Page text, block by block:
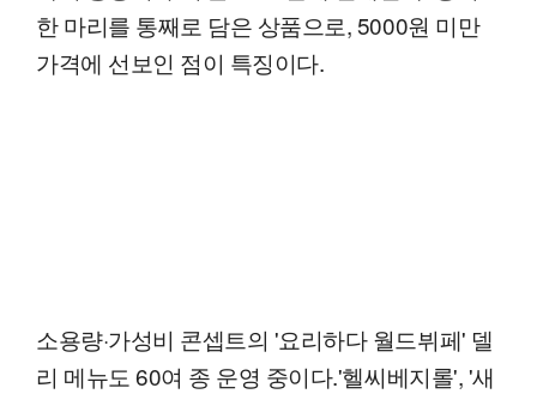
한 마리를 통째로 담은 상품으로, 5000원 미만
가격에 선보인 점이 특징이다.
소용량·가성비 콘셉트의 '요리하다 월드뷔페' 델
리 메뉴도 60여 종 운영 중이다.'헬씨베지롤', '새